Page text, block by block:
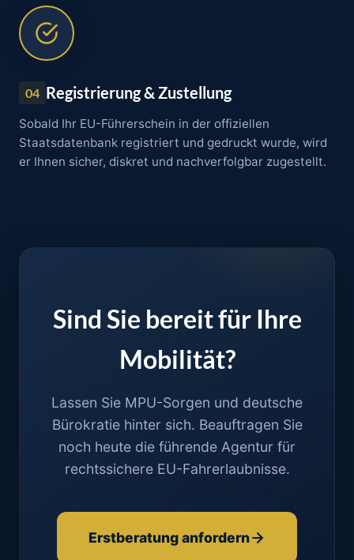
04 Registrierung & Zustellung
Sobald Ihr EU-Führerschein in der offiziellen
Staatsdatenbank registriert und gedruckt wurde, wird
er Ihnen sicher, diskret und nachverfolgbar zugestellt.
Sind Sie bereit für Ihre
Mobilität?
Lassen Sie MPU-Sorgen und deutsche
Bürokratie hinter sich. Beauftragen Sie
noch heute die führende Agentur für
rechtssichere EU-Fahrerlaubnisse.
Erstberatung anfordern